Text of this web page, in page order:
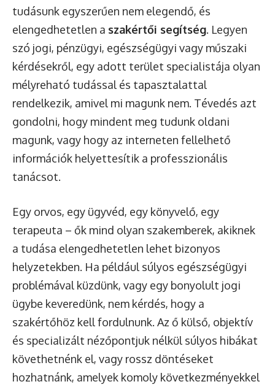
tudásunk egyszerűen nem elegendő, és
elengedhetetlen a szakértői segítség. Legyen
szó jogi, pénzügyi, egészségügyi vagy műszaki
kérdésekről, egy adott terület specialistája olyan
mélyreható tudással és tapasztalattal
rendelkezik, amivel mi magunk nem. Tévedés azt
gondolni, hogy mindent meg tudunk oldani
magunk, vagy hogy az interneten fellelhető
információk helyettesítik a professzionális
tanácsot.
Egy orvos, egy ügyvéd, egy könyvelő, egy
terapeuta – ők mind olyan szakemberek, akiknek
a tudása elengedhetetlen lehet bizonyos
helyzetekben. Ha például súlyos egészségügyi
problémával küzdünk, vagy egy bonyolult jogi
ügybe keveredünk, nem kérdés, hogy a
szakértőhöz kell fordulnunk. Az ő külső, objektív
és specializált nézőpontjuk nélkül súlyos hibákat
követhetnénk el, vagy rossz döntéseket
hozhatnánk, amelyek komoly következményekkel